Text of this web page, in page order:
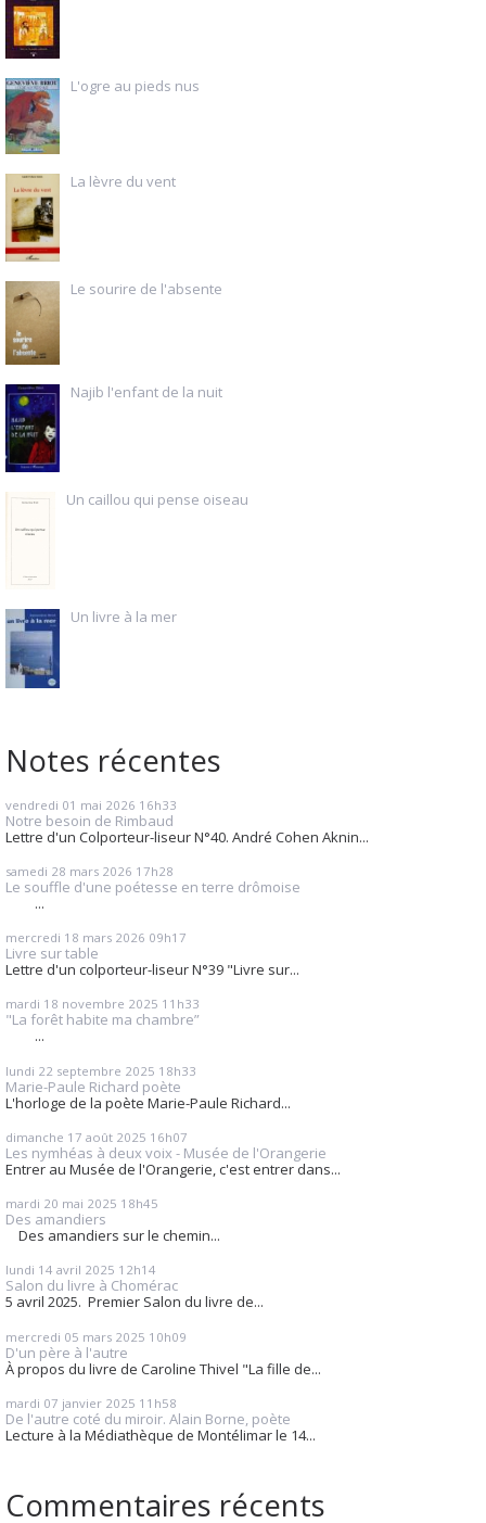
L'ogre au pieds nus
La lèvre du vent
Le sourire de l'absente
Najib l'enfant de la nuit
Un caillou qui pense oiseau
Un livre à la mer
Notes récentes
vendredi 01 mai 2026 16h33
Notre besoin de Rimbaud
Lettre d'un Colporteur-liseur N°40. André Cohen Aknin...
samedi 28 mars 2026 17h28
Le souffle d'une poétesse en terre drômoise
...
mercredi 18 mars 2026 09h17
Livre sur table
Lettre d'un colporteur-liseur N°39 "Livre sur...
mardi 18 novembre 2025 11h33
"La forêt habite ma chambre”
...
lundi 22 septembre 2025 18h33
Marie-Paule Richard poète
L'horloge de la poète Marie-Paule Richard...
dimanche 17 août 2025 16h07
Les nymhéas à deux voix - Musée de l'Orangerie
Entrer au Musée de l'Orangerie, c'est entrer dans...
mardi 20 mai 2025 18h45
Des amandiers
Des amandiers sur le chemin...
lundi 14 avril 2025 12h14
Salon du livre à Chomérac
5 avril 2025. Premier Salon du livre de...
mercredi 05 mars 2025 10h09
D'un père à l'autre
À propos du livre de Caroline Thivel "La fille de...
mardi 07 janvier 2025 11h58
De l'autre coté du miroir. Alain Borne, poète
Lecture à la Médiathèque de Montélimar le 14...
Commentaires récents